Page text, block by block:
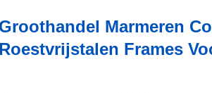
Groothandel Marmeren
Roestvrijstalen Frames